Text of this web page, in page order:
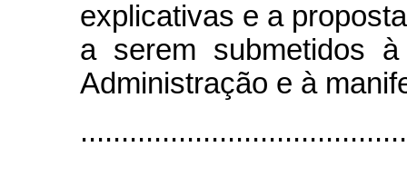
explicativas e a
a serem submetidos
Administração e à